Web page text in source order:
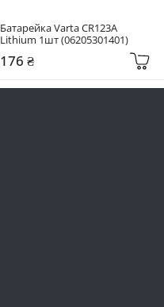
Батарейка Varta CR123A
Lithium 1шт (06205301401)
176 ₴